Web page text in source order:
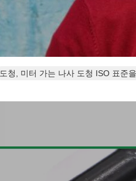
도청, 미터 가는 나사 도청 ISO 표준